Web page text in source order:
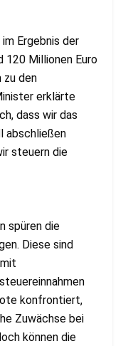
Ergebnis der
120 Millionen Euro
zu den
erklärte
dass wir das
abschließen
steuern die
spüren die
Diese sind
konfrontiert,
Zuwächse bei
können die